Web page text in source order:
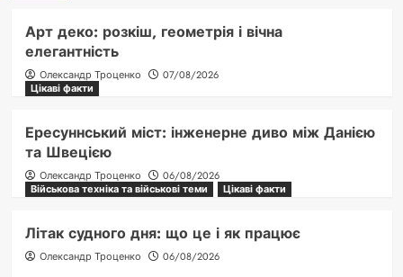
Арт деко: розкіш, геометрія і вічна
елегантність
Олександр Троценко
07/08/2026
Цікаві факти
Ересуннський міст: інженерне диво між Данією
та Швецією
Олександр Троценко
06/08/2026
Військова техніка та військові теми
Цікаві факти
Літак судного дня: що це і як працює
Олександр Троценко 06/08/2026